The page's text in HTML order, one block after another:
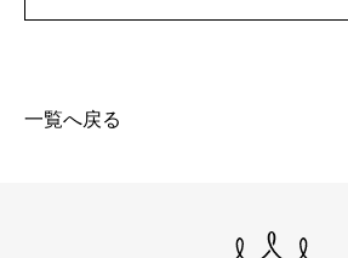
一覧へ戻る